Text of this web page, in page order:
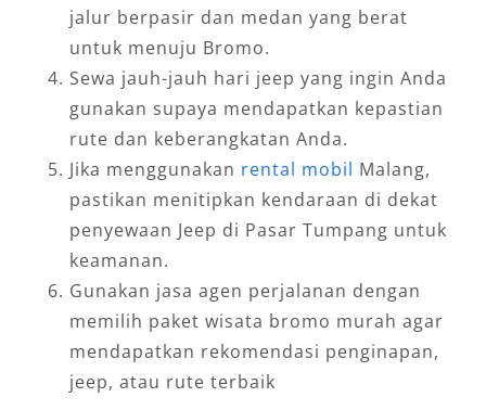
jalur berpasir dan medan yang berat
untuk menuju Bromo.
Sewa jauh-jauh hari jeep yang ingin Anda
gunakan supaya mendapatkan kepastian
rute dan keberangkatan Anda.
Jika menggunakan rental mobil Malang,
pastikan menitipkan kendaraan di dekat
penyewaan Jeep di Pasar Tumpang untuk
keamanan.
Gunakan jasa agen perjalanan dengan
memilih paket wisata bromo murah agar
mendapatkan rekomendasi penginapan,
jeep, atau rute terbaik